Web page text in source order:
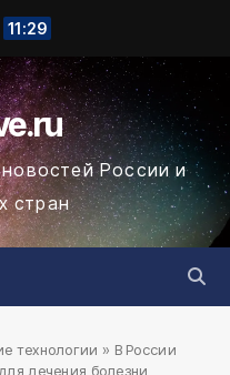
11:29
России и
стран
технологии » В России
лечения болезни